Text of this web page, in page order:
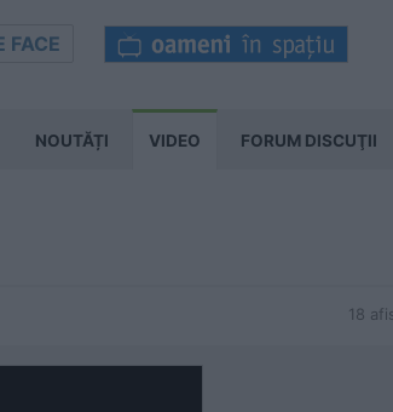
FACE
NOUTĂȚI VIDEO FORUM DISCUŢII
18